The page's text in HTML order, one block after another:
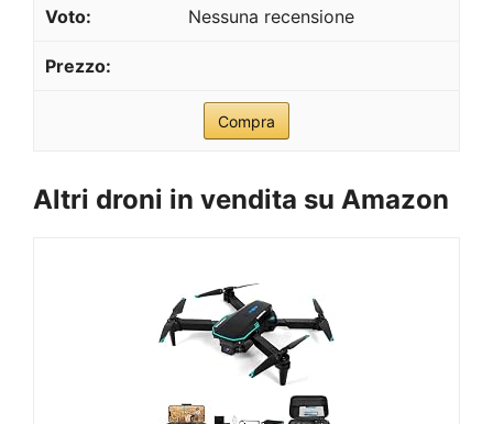
Nessuna recensione
Compra
Altri droni in vendita su Amazon